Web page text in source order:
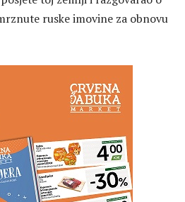
ruske imovine za obnovu